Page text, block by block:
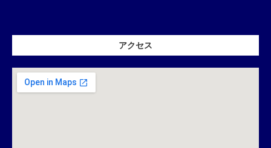
アクセス